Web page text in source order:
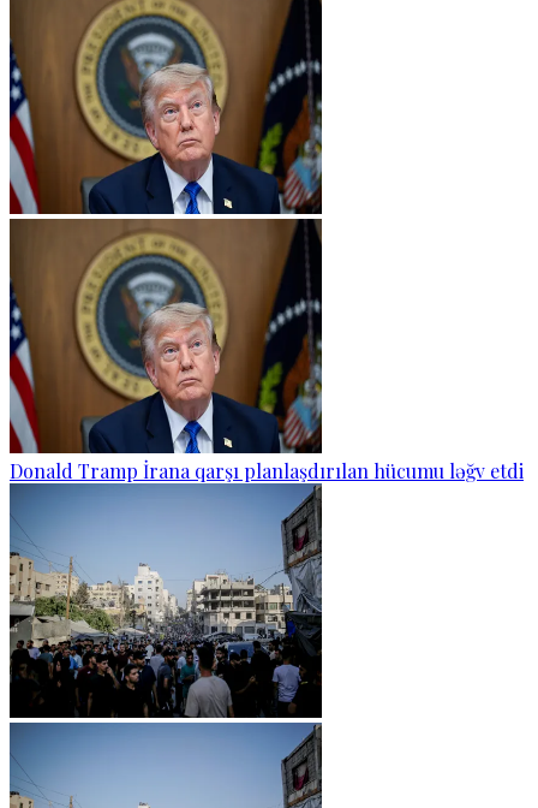
Donald Tramp İrana qarşı planlaşdırılan hücumu ləğv etdi